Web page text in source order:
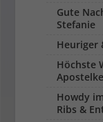
Gute
Stefanie
Heuriger
Höchste
Howdy
Ribs &